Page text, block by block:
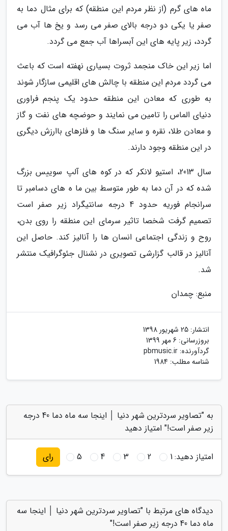
ماه های گرم (از نظر مردم این منطقه) که برای مثال دما به
صفر یا یکی دو درجه بالای صفر می رسد و یخ ها آب می
گردد، زیر پایه های این آبسراها آب جمع می گردد.
اما زیر این خاک منجمد ثروت بسیاری نهفته است که باعث
می گردد مردم این منطقه با چالش های اقلیمی سازگار شوند
به طوری که معادن این منطقه حدود یک پنجم فراوری
دنیای الماس را تامین می نمایند و حوضچه های نفت و گاز
و معادن طلا، نقره و سایر سنگ ها و فلزهای باارزش دیگری
در این منطقه وجود دارند.
سال 2013، استیو لانکر که در کوه های آلپ سوییس بزرگ
شده که در آن دما به طور متوسط بین ما ه های دسامبر تا
سرانجام فوریه حدود 4 درجه سانتیگراد زیر صفر است
تصمیم گرفت شخصا تاثیر سرمای این منطقه را روی بدن،
روح و زندگی اجتماعی انسان ها را آنالیز کند. حاصل این
آنالیز در قالب گزارشی تصویری در نشنال جئوگرافیک منتشر
شد.
منبع: چمدان
انتشار: 25 شهریور 1398
بروزرسانی: 6 مهر 1399
گردآورنده: pbmusic.ir
شناسه مطلب: 1984
به "تصاویر سردترین شهر دنیا │ اینجا سه ماه دما 40 درجه
زیر صفر است!" امتیاز دهید
امتیاز دهید:1
2
3
4
5 رای
دیدگاه های مرتبط با "تصاویر سردترین شهر دنیا │ اینجا سه
ماه دما 40 درجه زیر صفر است!"